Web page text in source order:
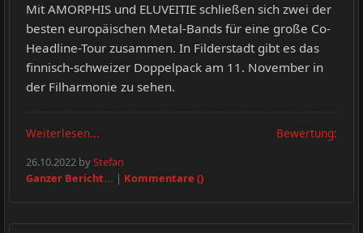
Mit AMORPHIS und ELUVEITIE schließen sich zwei der
besten europäischen Metal-Bands für eine große Co-
Headline-Tour zusammen. In Filderstadt gibt es das
finnisch-schweizer Doppelpack am 11. November in
der Filharmonie zu sehen.
Weiterlesen... Bewertung:
26.10.2022 byStefan
Ganzer Bericht... | Kommentare ()